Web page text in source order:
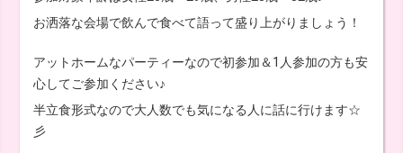
お洒落な会場で飲んで食べて語って盛り上がりましょう！
アットホームなパーティーなので初参加＆1人参加の方も安
心してご参加ください♪
半立食形式なので大人数でも気になる人に話に行けます☆
彡